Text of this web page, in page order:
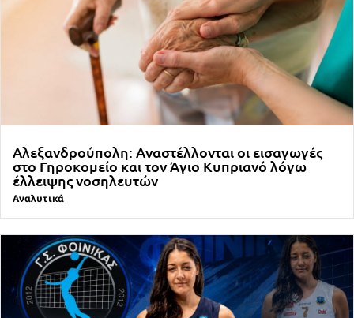
Αλεξανδρούπολη: Αναστέλλονται οι εισαγωγές
στο Γηροκομείο και τον Άγιο Κυπριανό λόγω
έλλειψης νοσηλευτών
Αναλυτικά